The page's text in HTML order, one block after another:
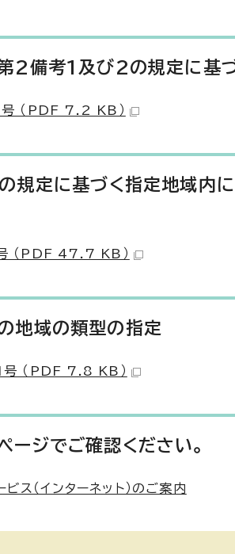
2備考1及び2の規定に基
（PDF 7.2 KB）
規定に基づく指定地域内
（PDF 47.7 KB）
地域の類型の指定
（PDF 7.8 KB）
ジでご確認ください。
ス（インターネット）のご案内